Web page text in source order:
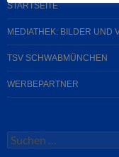
STARTSEITE
MEDIATHEK: BILDER UND
TSV SCHWABMÜNCHEN
WERBEPARTNER
Suchen
nach: